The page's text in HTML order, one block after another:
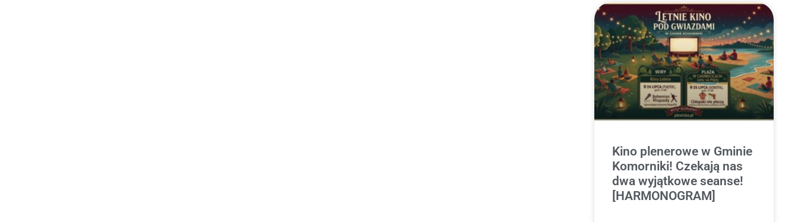
Kino plenerowe w Gminie
Komorniki! Czekają nas
dwa wyjątkowe seanse!
[HARMONOGRAM]